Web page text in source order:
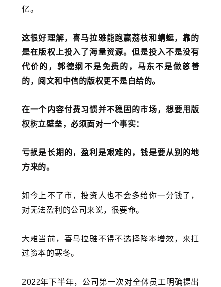
亿。
这很好理解，喜马拉雅能跑赢荔枝和蜻蜓，靠的
是在版权上投入了海量资源。但是投入不是没有
代价的，郭德纲不是免费的， 马东不是做慈善
的，阅文和中信的版权更不是白给的。
在一个内容付费习惯并不稳固的市场，想要用版
权树立壁垒，必须面对一个事实：
亏损是长期的，盈利是艰难的，钱是要从别的地
方来的。
如今上不了市，投资人也不会多给你一分钱了，
对无法盈利的公司来说，很要命。
大难当前，喜马拉雅不得不选择降本增效，来扛
过资本的寒冬。
2022年下半年，公司第一次对全体员工明确提出